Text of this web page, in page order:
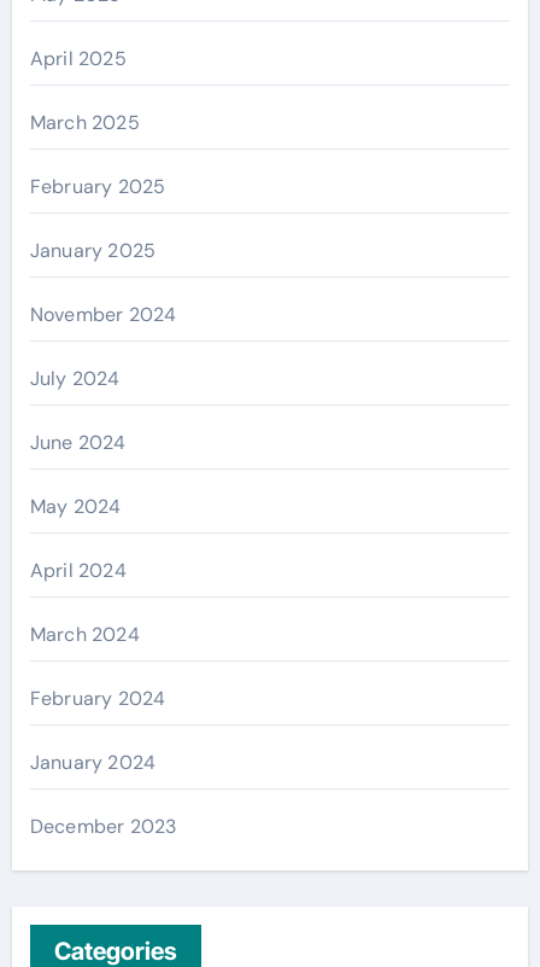
April 2025
March 2025
February 2025
January 2025
November 2024
July 2024
June 2024
May 2024
April 2024
March 2024
February 2024
January 2024
December 2023
Categories